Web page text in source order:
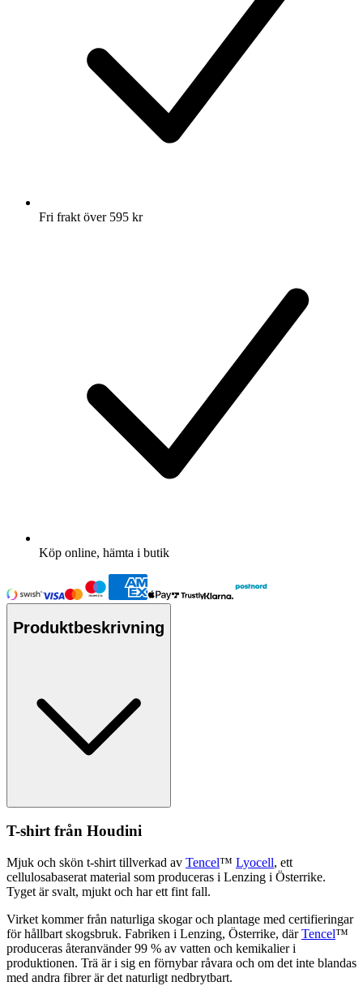
Fri frakt över 595 kr
Köp online, hämta i butik
Produktbeskrivning
T-shirt från Houdini
Mjuk och skön t-shirt tillverkad av Tencel™ Lyocell, ett
cellulosabaserat material som produceras i Lenzing i Österrike.
Tyget är svalt, mjukt och har ett fint fall.
Virket kommer från naturliga skogar och plantage med certifieringar
för hållbart skogsbruk. Fabriken i Lenzing, Österrike, därTencel™
produceras återanvänder 99 % av vatten och kemikalier i
produktionen. Trä är i sig en förnybar råvara och om det inte blandas
med andra fibrer är det naturligt nedbrytbart.